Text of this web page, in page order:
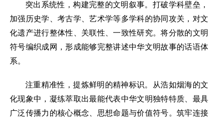
突出系统性，构建完整的文明叙事。打破学科壁垒，
加强历史学、考古学、艺术学等多学科的协同攻关，对文
化遗产进行整体性、关联性、一致性研究。将分散的文明
符号编织成网，形成能够完整讲述中华文明故事的话语体
系。
注重精准性，提炼鲜明的精神标识。从浩如烟海的文
化现象中，凝练萃取出最能代表中华文明独特特质、最具
广泛传播力的核心概念、思想命题与价值符号。筑牢连接